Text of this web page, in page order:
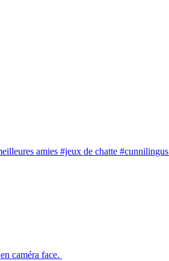
amies #jeux de chatte #cunnilingus